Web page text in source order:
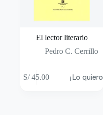
El lector literario
Pedro C. Cerrillo
S/45.00 ¡Lo quiero!